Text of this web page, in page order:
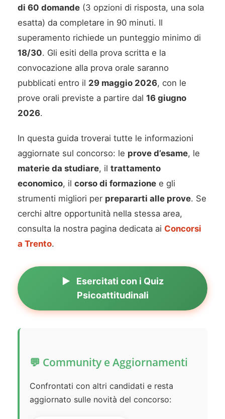
di 60 domande (3 opzioni di risposta, una sola
esatta) da completare in 90 minuti. Il
superamento richiede un punteggio minimo di
18/30. Gli esiti della prova scritta e la
convocazione alla prova orale saranno
pubblicati entro il 29 maggio 2026, con le
prove orali previste a partire dal 16 giugno
2026.
In questa guida troverai tutte le informazioni
aggiornate sul concorso: le prove d’esame, le
materie da studiare, il trattamento
economico, il corso di formazione e gli
strumenti migliori per prepararti alle prove. Se
cerchi altre opportunità nella stessa area,
consulta la nostra pagina dedicata ai Concorsi
a Trento.
Esercitati con i Quiz
Psicoattitudinali
💬 Community e Aggiornamenti
Confrontati con altri candidati e resta
aggiornato sulle novità del concorso: